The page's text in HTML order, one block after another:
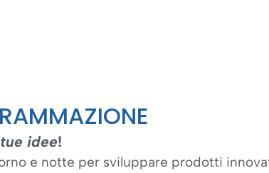
idee!
e notte per sviluppare prodotti